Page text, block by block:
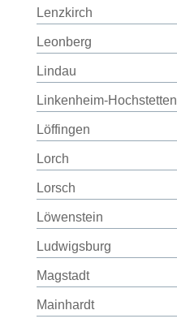
Lenzkirch
Leonberg
Lindau
Linkenheim-Hochstetten
Löffingen
Lorch
Lorsch
Löwenstein
Ludwigsburg
Magstadt
Mainhardt